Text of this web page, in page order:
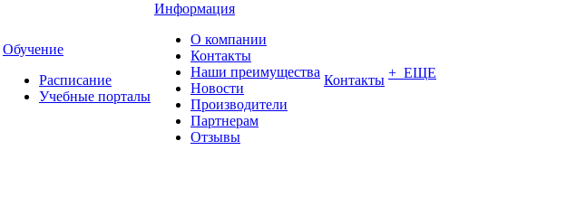
Обучение
Расписание
Учебные порталы
Информация
О компании
Контакты
Наши преимущества
Новости
Производители
Партнерам
Отзывы
Контакты + ЕЩЕ